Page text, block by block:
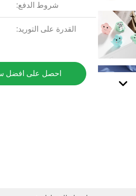
شروط الدفع:
القدرة على التوريد:
احصل على افضل